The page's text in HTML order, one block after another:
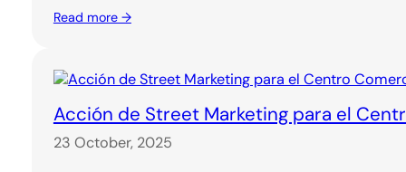
Read more →
Acción de Street Marketing para el
23 October, 2025